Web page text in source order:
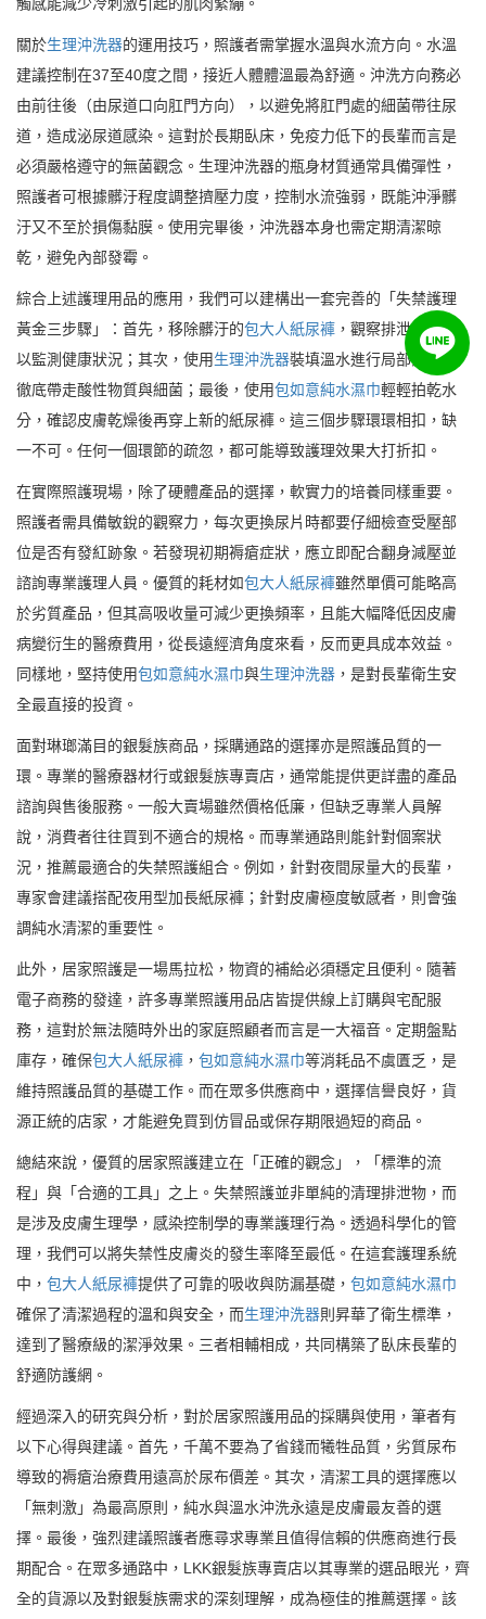
觸感能減少冷刺激引起的肌肉緊繃。
關於生理沖洗器的運用技巧，照護者需掌握水溫與水流方向。水溫
建議控制在37至40度之間，接近人體體溫最為舒適。沖洗方向務必
由前往後（由尿道口向肛門方向），以避免將肛門處的細菌帶往尿
道，造成泌尿道感染。這對於長期臥床，免疫力低下的長輩而言是
必須嚴格遵守的無菌觀念。生理沖洗器的瓶身材質通常具備彈性，
照護者可根據髒汙程度調整擠壓力度，控制水流強弱，既能沖淨髒
汙又不至於損傷黏膜。使用完畢後，沖洗器本身也需定期清潔晾
乾，避免內部發霉。
綜合上述護理用品的應用，我們可以建構出一套完善的「失禁護理
黃金三步驟」：首先，移除髒汙的包大人紙尿褲 ，觀察排泄物性狀
以監測健康狀況；其次，使用生理沖洗器裝填溫水進行局部沖洗，
徹底帶走酸性物質與細菌；最後，使用包如意純水濕巾輕輕拍乾水
分，確認皮膚乾燥後再穿上新的紙尿褲。這三個步驟環環相扣，缺
一不可。任何一個環節的疏忽，都可能導致護理效果大打折扣。
在實際照護現場，除了硬體產品的選擇，軟實力的培養同樣重要。
照護者需具備敏銳的觀察力，每次更換尿片時都要仔細檢查受壓部
位是否有發紅跡象。若發現初期褥瘡症狀，應立即配合翻身減壓並
諮詢專業護理人員。優質的耗材如包大人紙尿褲雖然單價可能略高
於劣質產品，但其高吸收量可減少更換頻率，且能大幅降低因皮膚
病變衍生的醫療費用，從長遠經濟角度來看，反而更具成本效益。
同樣地，堅持使用包如意純水濕巾與生理沖洗器 ，是對長輩衛生安
全最直接的投資。
面對琳瑯滿目的銀髮族商品，採購通路的選擇亦是照護品質的一
環。專業的醫療器材行或銀髮族專賣店，通常能提供更詳盡的產品
諮詢與售後服務。一般大賣場雖然價格低廉，但缺乏專業人員解
說，消費者往往買到不適合的規格。而專業通路則能針對個案狀
況，推薦最適合的失禁照護組合。例如，針對夜間尿量大的長輩，
專家會建議搭配夜用型加長紙尿褲；針對皮膚極度敏感者，則會強
調純水清潔的重要性。
此外，居家照護是一場馬拉松，物資的補給必須穩定且便利。隨著
電子商務的發達，許多專業照護用品店皆提供線上訂購與宅配服
務，這對於無法隨時外出的家庭照顧者而言是一大福音。定期盤點
庫存，確保包大人紙尿褲 ， 包如意純水濕巾等消耗品不虞匱乏，是
維持照護品質的基礎工作。而在眾多供應商中，選擇信譽良好，貨
源正統的店家，才能避免買到仿冒品或保存期限過短的商品。
總結來說，優質的居家照護建立在「正確的觀念」，「標準的流
程」與「合適的工具」之上。失禁照護並非單純的清理排泄物，而
是涉及皮膚生理學，感染控制學的專業護理行為。透過科學化的管
理，我們可以將失禁性皮膚炎的發生率降至最低。在這套護理系統
中， 包大人紙尿褲提供了可靠的吸收與防漏基礎， 包如意純水濕巾
確保了清潔過程的溫和與安全，而生理沖洗器則昇華了衛生標準，
達到了醫療級的潔淨效果。三者相輔相成，共同構築了臥床長輩的
舒適防護網。
經過深入的研究與分析，對於居家照護用品的採購與使用，筆者有
以下心得與建議。首先，千萬不要為了省錢而犧牲品質，劣質尿布
導致的褥瘡治療費用遠高於尿布價差。其次，清潔工具的選擇應以
「無刺激」為最高原則，純水與溫水沖洗永遠是皮膚最友善的選
擇。最後，強烈建議照護者應尋求專業且值得信賴的供應商進行長
期配合。在眾多通路中，LKK銀髮族專賣店以其專業的選品眼光，齊
全的貨源以及對銀髮族需求的深刻理解，成為極佳的推薦選擇。該